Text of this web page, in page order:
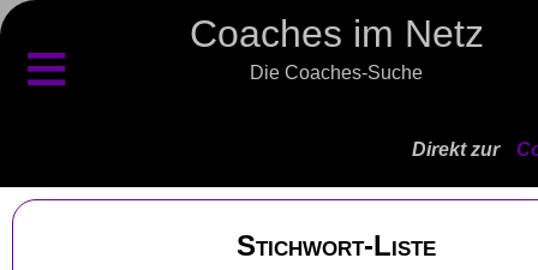
Coaches im Netz
Die Coaches-Suche
≡
Direkt zur
Stichwort-Liste